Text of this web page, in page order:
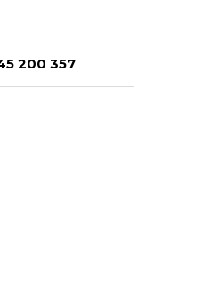
200 357